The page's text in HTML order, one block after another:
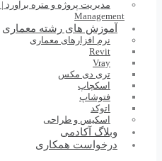
Management
آموزش های رشته معماری
نرم افزارهای معماری
Revit
Vray
تری دی مکس
اسکچاپ
فتوشاپ
اتوکد
اسکیس و طراحی
وبلاگ آکادمی
درخواست همکاری